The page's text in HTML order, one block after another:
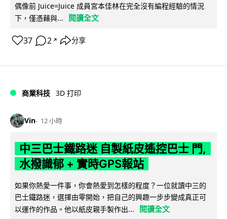
偶像前 Juice=Juice 成員宮本佳林在完全沒有編程經驗的情況
下，僅憑藉與...
閱讀全文
37 2 ↗ 分享
商業科技 3D 打印
Vin 12 小時
中三巴士鐵路迷 自製紙皮遙控巴士 門,
水撥識郁 + 實時GPS報站
如果你熱愛一件事，你會熱愛到怎樣的程度？一位就讀中三的
巴士鐵路迷，選擇由零開始，把自己的興趣一步步變成真正可
以運作的作品。他以紙皮親手製作出...
閱讀全文